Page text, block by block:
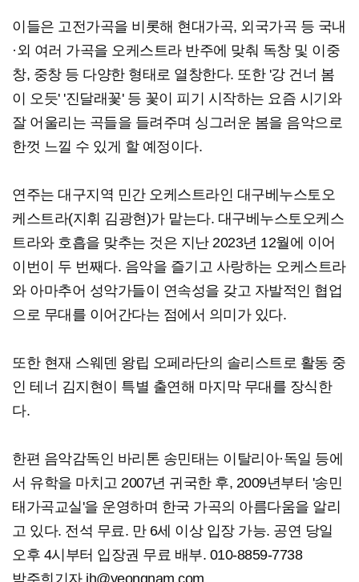
이들은 고전가곡을 비롯해 현대가곡, 외국가곡 등 국내
·외 여러 가곡을 오케스트라 반주에 맞춰 독창 및 이중
창, 중창 등 다양한 형태로 열창한다. 또한 '강 건너 봄
이 오듯' '진달래꽃' 등 꽃이 피기 시작하는 요즘 시기와
잘 어울리는 곡들을 들려주며 싱그러운 봄을 음악으로
한껏 느낄 수 있게 할 예정이다.
연주는 대구지역 민간 오케스트라인 대구베누스토오
케스트라(지휘 김광현)가 맡는다. 대구베누스토오케스
트라와 호흡을 맞추는 것은 지난 2023년 12월에 이어
이번이 두 번째다. 음악을 즐기고 사랑하는 오케스트라
와 아마추어 성악가들이 연속성을 갖고 자발적인 협업
으로 무대를 이어간다는 점에서 의미가 있다.
또한 현재 스웨덴 왕립 오페라단의 솔리스트로 활동 중
인 테너 김지현이 특별 출연해 마지막 무대를 장식한
다.
한편 음악감독인 바리톤 송민태는 이탈리아·독일 등에
서 유학을 마치고 2007년 귀국한 후, 2009년부터 '송민
태가곡교실'을 운영하며 한국 가곡의 아름다움을 알리
고 있다. 전석 무료. 만 6세 이상 입장 가능. 공연 당일
오후 4시부터 입장권 무료 배부. 010-8859-7738